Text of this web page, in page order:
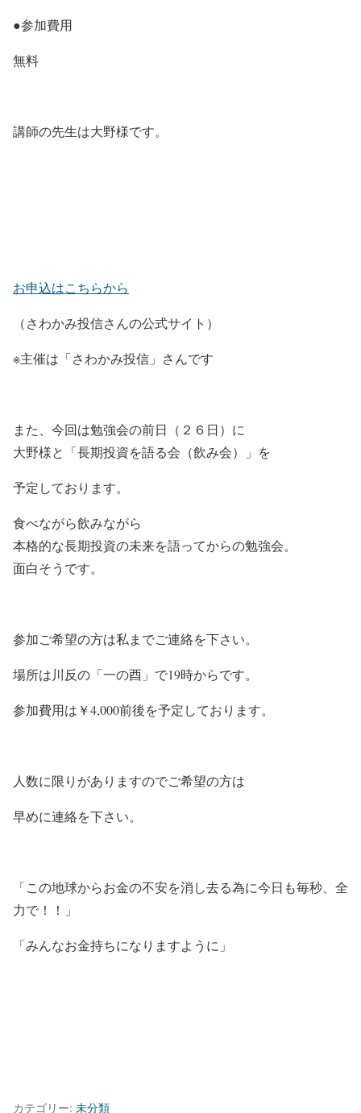
●参加費用
無料
講師の先生は大野様です。
お申込はこちらから
（さわかみ投信さんの公式サイト）
※主催は「さわかみ投信」さんです
また、今回は勉強会の前日（２６日）に
大野様と「長期投資を語る会（飲み会）」を
予定しております。
食べながら飲みながら
本格的な長期投資の未来を語ってからの勉強会。
面白そうです。
参加ご希望の方は私までご連絡を下さい。
場所は川反の「一の酉」で19時からです。
参加費用は￥4,000前後を予定しております。
人数に限りがありますのでご希望の方は
早めに連絡を下さい。
「この地球からお金の不安を消し去る為に今日も毎秒、全
力で！！」
「みんなお金持ちになりますように」
カテゴリー: 未分類